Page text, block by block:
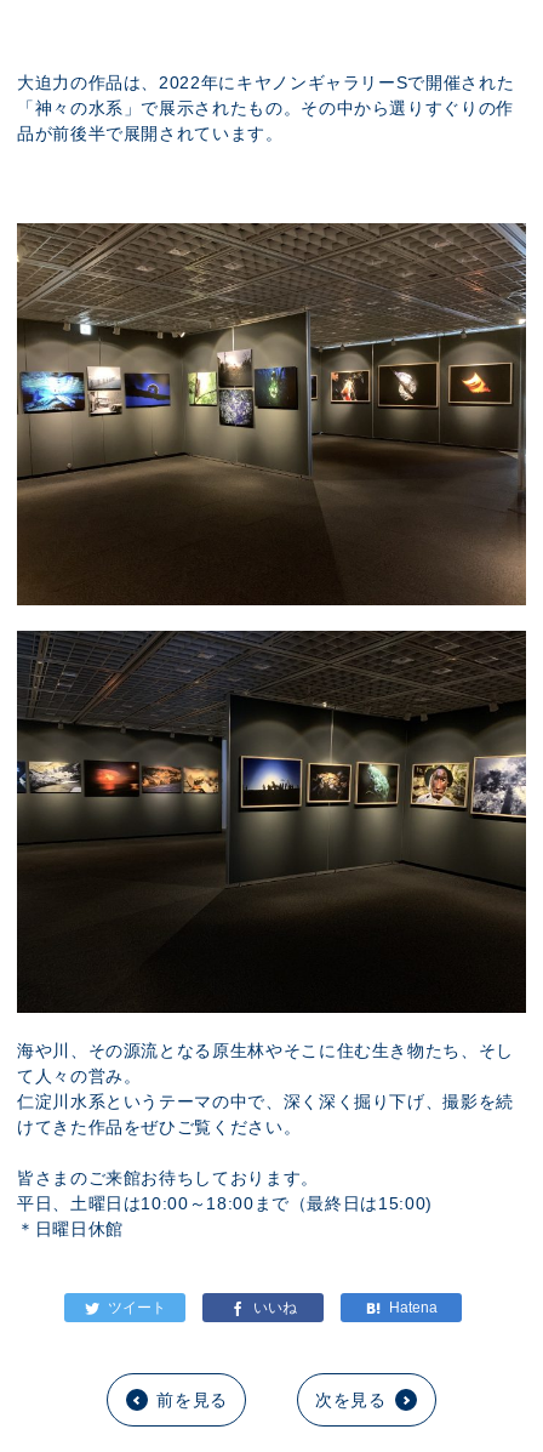
大迫力の作品は、2022年にキヤノンギャラリーSで開催された
「神々の水系」で展示されたもの。その中から選りすぐりの作
品が前後半で展開されています。
海や川、その源流となる原生林やそこに住む生き物たち、そし
て人々の営み。
仁淀川水系というテーマの中で、深く深く掘り下げ、撮影を続
けてきた作品をぜひご覧ください。
皆さまのご来館お待ちしております。
平日、土曜日は10:00～18:00まで（最終日は15:00)
＊日曜日休館
前を見る 次を見る